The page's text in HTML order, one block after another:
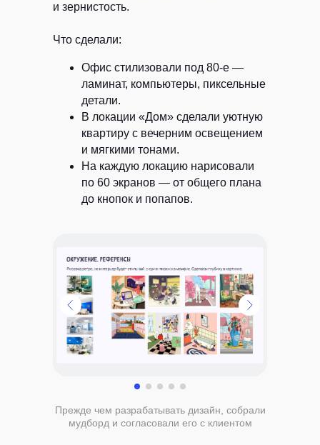
и зернистость.
Что сделали:
Офис стилизовали под 80-е —
ламинат, компьютеры, пиксельные
детали.
В локации «Дом» сделали уютную
квартиру с вечерним освещением
и мягкими тонами.
На каждую локацию нарисовали
по 60 экранов — от общего плана
до кнопок и попапов.
Прежде чем разрабатывать дизайн, собрали
мудборд и согласовали его с клиентом